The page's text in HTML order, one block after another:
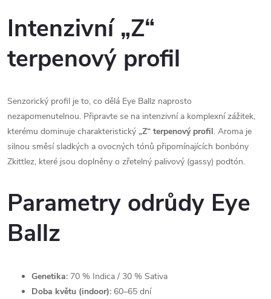
Intenzivní „Z“
terpenový profil
Senzorický profil je to, co dělá Eye Ballz naprosto
nezapomenutelnou. Připravte se na intenzivní a komplexní zážitek,
kterému dominuje charakteristický „Z“ terpenový profil. Aroma je
silnou směsí sladkých a ovocných tónů připomínajících bonbóny
Zkittlez, které jsou doplněny o zřetelný palivový (gassy) podtón.
Parametry odrůdy Eye
Ballz
Genetika: 70 % Indica / 30 % Sativa
Doba květu (indoor): 60–65 dní